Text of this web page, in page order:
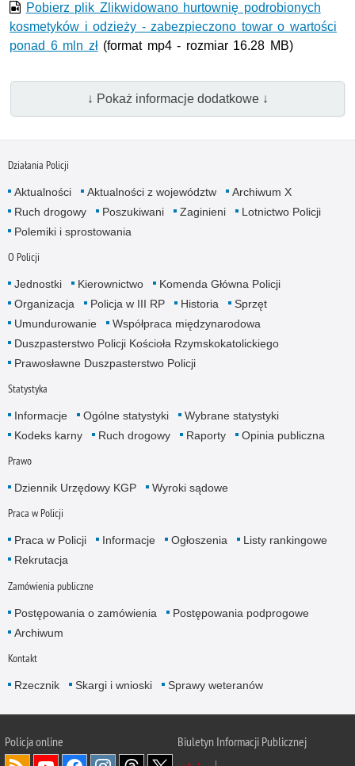
Pobierz plik Zlikwidowano hurtownię podrobionych
kosmetyków i odzieży - zabezpieczono towar o wartości
ponad 6 mln zł(format mp4 - rozmiar 16.28 MB)
↓ Pokaż informacje dodatkowe ↓
Działania Policji
Aktualności Aktualności z województw
Archiwum X
Ruch drogowy
Poszukiwani Zaginieni
Lotnictwo Policji
Polemiki i sprostowania
O Policji
Jednostki Kierownictwo
Komenda Główna Policji
Organizacja
Policja w III RP Historia
Sprzęt
Umundurowanie
Współpraca międzynarodowa
Duszpasterstwo Policji Kościoła Rzymskokatolickiego
Prawosławne Duszpasterstwo Policji
Statystyka
Informacje Ogólne statystyki
Wybrane statystyki
Kodeks karny
Ruch drogowy Raporty Opinia publiczna
Prawo
Dziennik Urzędowy KGP Wyroki sądowe
Praca w Policji
Praca w Policji Informacje Ogłoszenia
Listy rankingowe
Rekrutacja
Zamówienia publiczne
Postępowania o zamówienia
Postępowania podprogowe
Archiwum
Kontakt
Rzecznik Skargi i wnioski Sprawy weteranów
Policjaonline
Biuletyn Informacji Publicznej